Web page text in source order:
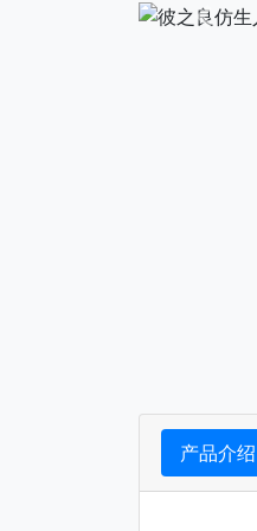
下一
产品介绍